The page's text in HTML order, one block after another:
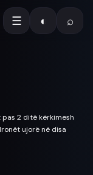
☰ ◐ ⌕
2 ditë kërkimesh
ujorë në disa